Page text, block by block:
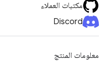
مكتبات العملاء
Discord
معلومات المنتج